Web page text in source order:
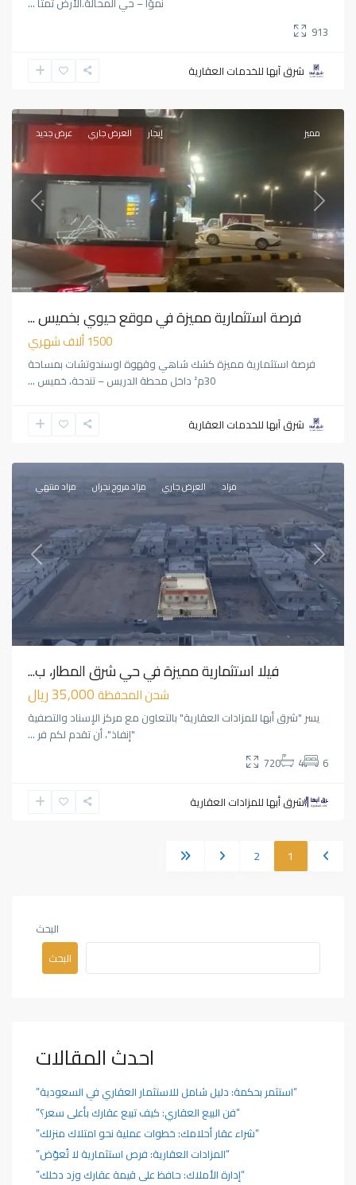
913
شرق آبها للخدمات العقاريةخميس
Next
مميز إيجار العرض جاري عرض جديد
فرصة استثمارية مميزة في موقع حيوي بخميس ...
1500 ألاف شهري
فرصة استثمارية مميزة كشك شاهي وقهوة اوسندوتشات بمساحة
30م² داخل محطة الدريس – تندحة، خميس
...
شرق آبها للخدمات العقاريةالمطار,
Next
مزاد العرض جاري مزاد مروج نجران مزاد منتهي
فيلا استثمارية مميزة في حي شرق المطار، ب...
شحن المحفظة
يسر "شرق أبها للمزادات العقارية" بالتعاون مع مركز الإسناد والتصفية
"إنفاذ"، أن تقدم لكم فر ...
6
4
720
شرق أبها للمزادات العقارية
1
2
البحث
البحث
احدث المقالات
“استثمر بحكمة: دليل شامل للاستثمار العقاري في السعودية”
“فن البيع العقاري: كيف تبيع عقارك بأعلى سعر؟”
“شراء عقار أحلامك: خطوات عملية نحو امتلاك منزلك”
“المزادات العقارية: فرص استثمارية لا تُعوّض”
“إدارة الأملاك: حافظ على قيمة عقارك وزد دخلك”